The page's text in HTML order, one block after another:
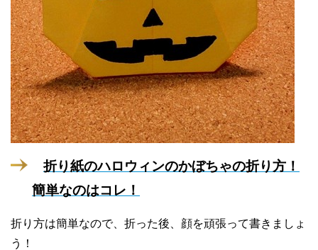
折り紙のハロウィンのかぼちゃの折り方！
簡単なのはコレ！
折り方は簡単なので、折った後、顔を頑張って書きましょ
う！